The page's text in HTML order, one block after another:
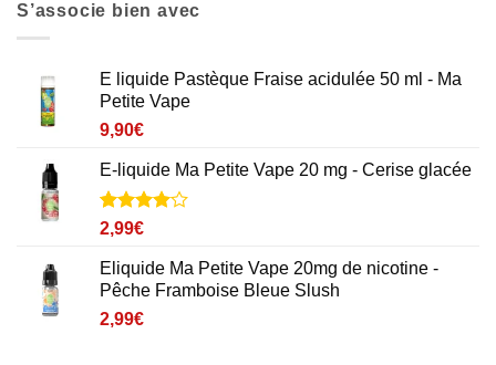
S’associe bien avec
E liquide Pastèque Fraise acidulée 50 ml - Ma
Petite Vape
9,90€
E-liquide Ma Petite Vape 20 mg - Cerise glacée
Noté4
basé sur
1
notation
client
2,99€
Eliquide Ma Petite Vape 20mg de nicotine -
Pêche Framboise Bleue Slush
2,99€